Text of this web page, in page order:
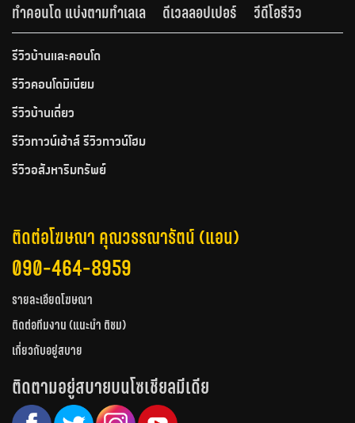
ทำคอนโด แบ่งตามทำเลเล
ดีเวลลอปเปอร์ วีดีโอรีวิว
รีวิวบ้านและคอนโด
รีวิวคอนโดมิเนียม
รีวิวบ้านเดี่ยว
รีวิวทาวน์เฮ้าส์ รีวิวทาวน์โฮม
รีวิวอสังหาริมทรัพย์
ติดต่อโฆษณา คุณวรรณารัตน์ (แอน)
090-464-8959
รายละเอียดโฆษณา
ติดต่อทีมงาน (แนะนำ ติชม)
เกี่ยวกับอยู่สบาย
ติดตามอยู่สบายบนโซเชียลมีเดีย